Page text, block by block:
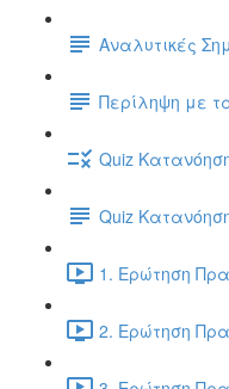
Αναλυτικές
Περίληψη με
Quiz
Quiz
1. Ερώτηση
2. Ερώτηση